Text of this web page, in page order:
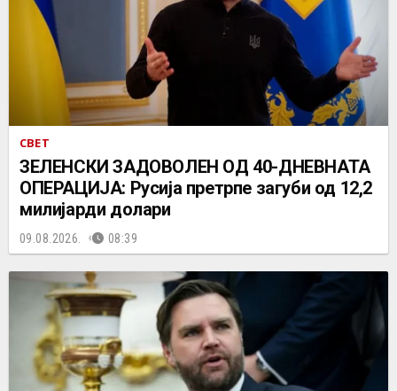
СВЕТ
ЗЕЛЕНСКИ ЗАДОВОЛЕН ОД 40-ДНЕВНАТА
ОПЕРАЦИЈА: Русија претрпе загуби од 12,2
милијарди долари
09.08.2026. 08:39